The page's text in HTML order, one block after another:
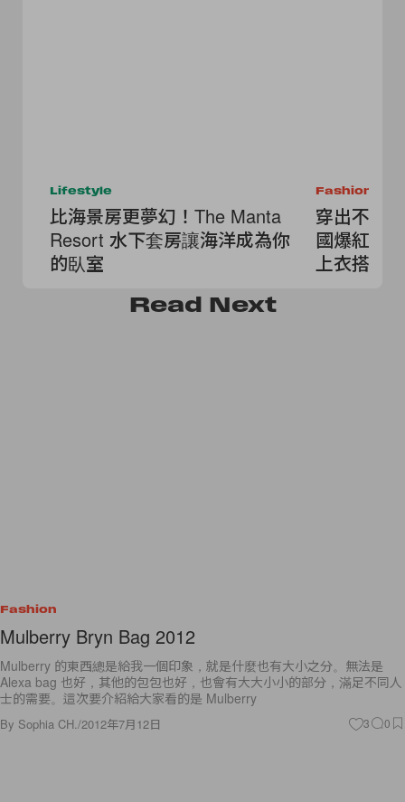
Lifestyle
比海景房更夢幻！The Manta
Resort 水下套房讓海洋成為你
的臥室
Fashion
穿出不撞
國爆紅小
上衣搭也
Read Next
Fashion
Mulberry Bryn Bag 2012
Mulberry 的東西總是給我一個印象，就是什麼也有大小之分。無法是
Alexa bag 也好，其他的包包也好，也會有大大小小的部分，滿足不同人
士的需要。這次要介紹給大家看的是 Mulberry
By Sophia CH. /2012年7月12日 3 0